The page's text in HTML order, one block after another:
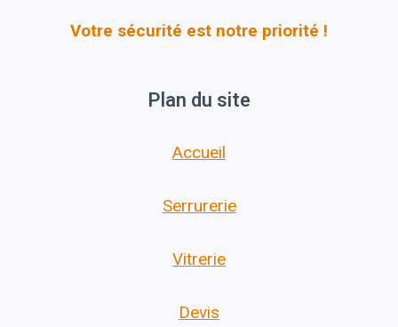
Votre sécurité est notre priorité !
Plan du site
Accueil
Serrurerie
Vitrerie
Devis